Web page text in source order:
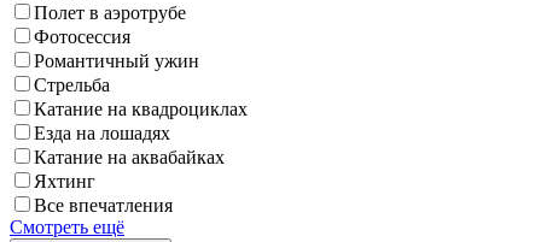
Полет в аэротрубе
Фотосессия
Романтичный ужин
Стрельба
Катание на квадроциклах
Езда на лошадях
Катание на аквабайках
Яхтинг
Все впечатления
Смотреть ещё